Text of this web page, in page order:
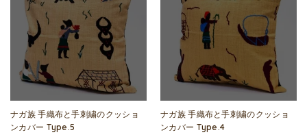
ナガ族 手織布と手刺繍のクッショ
ンカバー Type.5
ナガ族 手織布と手刺繍のクッショ
ンカバー Type.4